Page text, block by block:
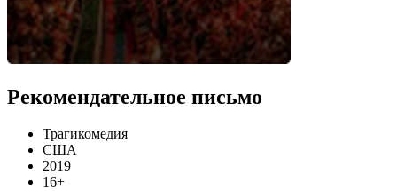
Рекомендательное письмо
Трагикомедия
США
2019
16+